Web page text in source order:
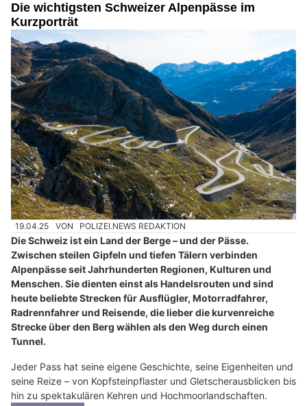
Die wichtigsten Schweizer Alpenpässe im
Kurzporträt
19.04.25 VON POLIZEI.NEWS REDAKTION
Die Schweiz ist ein Land der Berge – und der Pässe.
Zwischen steilen Gipfeln und tiefen Tälern verbinden
Alpenpässe seit Jahrhunderten Regionen, Kulturen und
Menschen. Sie dienten einst als Handelsrouten und sind
heute beliebte Strecken für Ausflügler, Motorradfahrer,
Radrennfahrer und Reisende, die lieber die kurvenreiche
Strecke über den Berg wählen als den Weg durch einen
Tunnel.
Jeder Pass hat seine eigene Geschichte, seine Eigenheiten und
seine Reize – von Kopfsteinpflaster und Gletscherausblicken bis
hin zu spektakulären Kehren und Hochmoorlandschaften.